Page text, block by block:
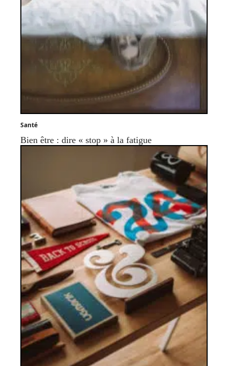
Santé
Bien être : dire « stop » à la fatigue